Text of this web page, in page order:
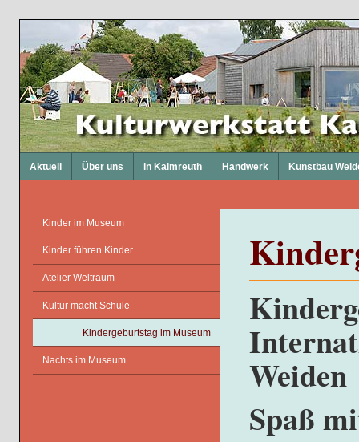
Aktuell Über uns in Kalmreuth Handwerk Kunstbau
Kinder im Museum
Kinder führen Kinder
Atelier Weltraum
Kultur macht Schule
Kindergeburtstag im Museum
Nachts im Museum
Weiden
Spaß